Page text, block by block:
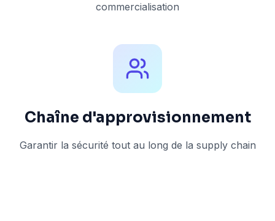
commercialisation
Chaîne d'approvisionnement
Garantir la sécurité tout au long de la supply chain